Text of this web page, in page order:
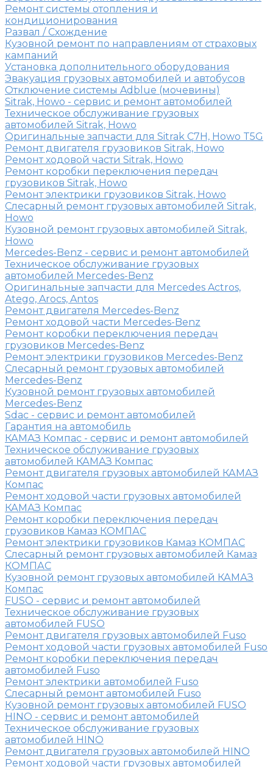
Ремонт системы отопления и
кондиционирования
Развал / Схождение
Кузовной ремонт по направлениям от страховых
кампаний
Установка дополнительного оборудования
Эвакуация грузовых автомобилей и автобусов
Отключение системы Adblue (мочевины)
Sitrak, Howo - сервис и ремонт автомобилей
Техническое обслуживание грузовых
автомобилей Sitrak, Howo
Оригинальные запчасти для Sitrak C7H, Howo T5G
Ремонт двигателя грузовиков Sitrak, Howo
Ремонт ходовой части Sitrak, Howo
Ремонт коробки переключения передач
грузовиков Sitrak, Howo
Ремонт электрики грузовиков Sitrak, Howo
Слесарный ремонт грузовых автомобилей Sitrak,
Howo
Кузовной ремонт грузовых автомобилей Sitrak,
Howo
Mercedes-Benz - сервис и ремонт автомобилей
Техническое обслуживание грузовых
автомобилей Mercedes-Benz
Оригинальные запчасти для Mercedes Actros,
Atego, Arocs, Antos
Ремонт двигателя Mercedes-Benz
Ремонт ходовой части Mercedes-Benz
Ремонт коробки переключения передач
грузовиков Mercedes-Benz
Ремонт электрики грузовиков Mercedes-Benz
Слесарный ремонт грузовых автомобилей
Mercedes-Benz
Кузовной ремонт грузовых автомобилей
Mercedes-Benz
Sdac - сервис и ремонт автомобилей
Гарантия на автомобиль
КАМАЗ Компас - сервис и ремонт автомобилей
Техническое обслуживание грузовых
автомобилей КАМАЗ Компас
Ремонт двигателя грузовых автомобилей КАМАЗ
Компас
Ремонт ходовой части грузовых автомобилей
КАМАЗ Компас
Ремонт коробки переключения передач
грузовиков Камаз КОМПАС
Ремонт электрики грузовиков Камаз КОМПАС
Слесарный ремонт грузовых автомобилей Камаз
КОМПАС
Кузовной ремонт грузовых автомобилей КАМАЗ
Компас
FUSO - сервис и ремонт автомобилей
Техническое обслуживание грузовых
автомобилей FUSO
Ремонт двигателя грузовых автомобилей Fuso
Ремонт ходовой части грузовых автомобилей Fuso
Ремонт коробки переключения передач
автомобилей Fuso
Ремонт электрики автомобилей Fuso
Слесарный ремонт автомобилей Fuso
Кузовной ремонт грузовых автомобилей FUSO
HINO - сервис и ремонт автомобилей
Техническое обслуживание грузовых
автомобилей HINO
Ремонт двигателя грузовых автомобилей HINO
Ремонт ходовой части грузовых автомобилей